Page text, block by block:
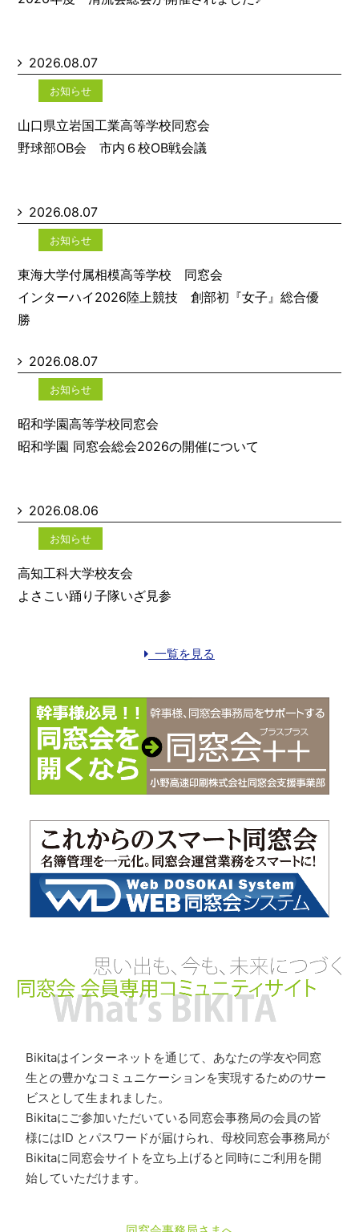
2026.08.07
お知らせ
山口県立岩国工業高等学校同窓会
野球部OB会 市内６校OB戦会議
2026.08.07
お知らせ
東海大学付属相模高等学校 同窓会
インターハイ2026陸上競技 創部初『女子』総合優
勝
2026.08.07
お知らせ
昭和学園高等学校同窓会
昭和学園 同窓会総会2026の開催について
2026.08.06
お知らせ
高知工科大学校友会
よさこい踊り子隊いざ見参
一覧を見る
Bikitaはインターネットを通じて、あなたの学友や同窓
生との豊かなコミュニケーションを実現するためのサー
ビスとして生まれました。
Bikitaにご参加いただいている同窓会事務局の会員の皆
様にはID とパスワードが届けられ、母校同窓会事務局が
Bikitaに同窓会サイトを立ち上げると同時にご利用を開
始していただけます。